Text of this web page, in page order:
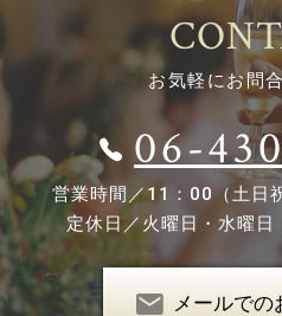
お気軽にお問
06-
営業時間／ 11：00（土日
定休日／火曜日・水曜日
メールで